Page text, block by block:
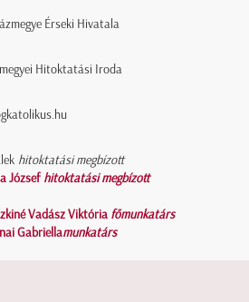
Érseki Hivatala
Hitoktatási Iroda
hitoktatási megbízott
József hitoktatási megbízott
Vadász Viktória főmunkatárs
Gabriellamunkatárs